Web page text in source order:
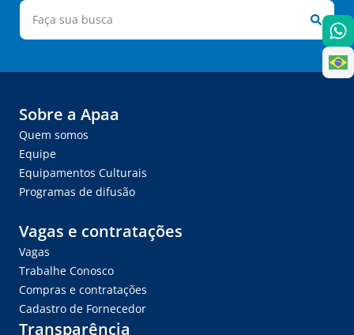
Sobre a Apaa
Quem somos
Equipe
Equipamentos Culturais
Programas de difusão
Vagas e contratações
Vagas
Trabalhe Conosco
Compras e contratações
Cadastro de Fornecedor
Transparência